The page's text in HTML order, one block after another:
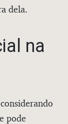
dela.
na
pode